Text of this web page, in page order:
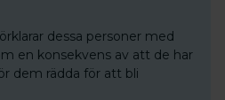
dessa personer med
en konsekvens av att de har
dem rädda för att bli